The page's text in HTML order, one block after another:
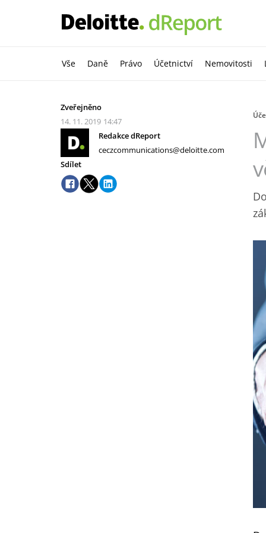
Vše Daně Právo Účetnictví Nemovitosti
Zveřejněno
14. 11. 2019 14:47
Redakce dReport
ceczcommunications@deloitte.com
Sdílet